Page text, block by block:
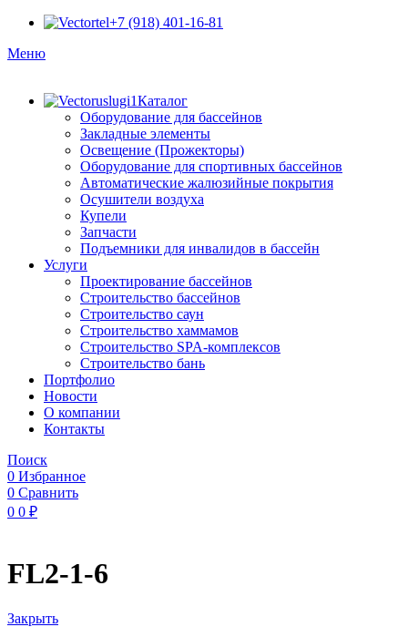
+7 (918) 401-16-81
Меню
Каталог
Оборудование для бассейнов
Закладные элементы
Освещение (Прожекторы)
Оборудование для спортивных бассейнов
Автоматические жалюзийные покрытия
Осушители воздуха
Купели
Запчасти
Подъемники для инвалидов в бассейн
Услуги
Проектирование бассейнов
Строительство бассейнов
Строительство саун
Строительство хаммамов
Строительство SPA-комплексов
Строительство бань
Портфолио
Новости
O компании
Контакты
Поиск
0 Избранное
0 Сравнить
0 0 ₽
FL2-1-6
Закрыть